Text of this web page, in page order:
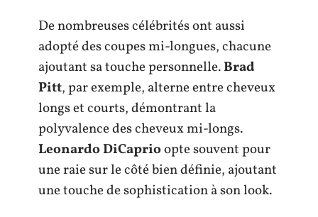
De nombreuses célébrités ont aussi
adopté des coupes mi-longues, chacune
ajoutant sa touche personnelle.Brad
Pitt, par exemple, alterne entre cheveux
longs et courts, démontrant la
polyvalence des cheveux mi-longs.
Leonardo DiCaprioopte souvent pour
une raie sur le côté bien définie, ajoutant
une touche de sophistication à son look.